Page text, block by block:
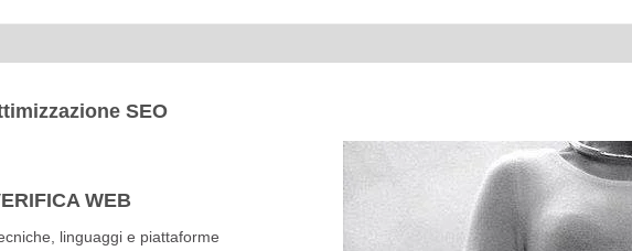
SEO
WEB
linguaggi e piattaforme